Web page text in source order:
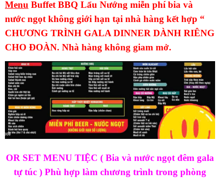
Menu Buffet BBQ Lẩu Nướng miễn phí bia và
nước ngọt không giới hạn tại nhà hàng kết hợp “
CHƯƠNG TRÌNH GALA DINNER DÀNH RIÊNG
CHO ĐOÀN. Nhà hàng không giam mở.
OR SET MENU TIỆC ( Bia và nước ngọt đêm gala
tự túc ) Phù hợp làm chương trình trong phòng